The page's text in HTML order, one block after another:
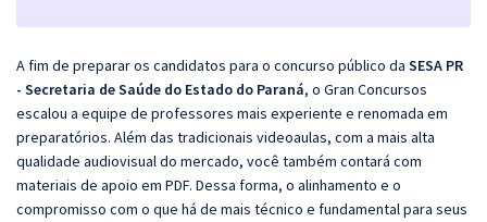
A fim de preparar os candidatos para o concurso público da SESA PR
- Secretaria de Saúde do Estado do Paraná, o Gran Concursos
escalou a equipe de professores mais experiente e renomada em
preparatórios. Além das tradicionais videoaulas, com a mais alta
qualidade audiovisual do mercado, você também contará com
materiais de apoio em PDF. Dessa forma, o alinhamento e o
compromisso com o que há de mais técnico e fundamental para seus